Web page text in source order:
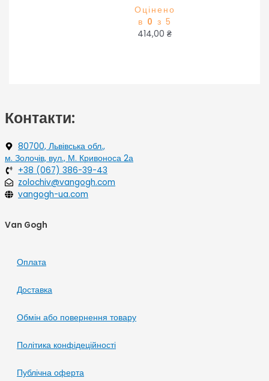
Оцінено
в 0 з 5
414,00₴
Контакти:
80700, Львівська обл.,
м. Золочів, вул., М. Кривоноса 2а
+38 (067) 386-39-43
zolochiv@vangogh.com
vangogh-ua.com
Van Gogh
Оплата
Доставка
Обмін або повернення товару
Політика конфідеційності
Публічна оферта